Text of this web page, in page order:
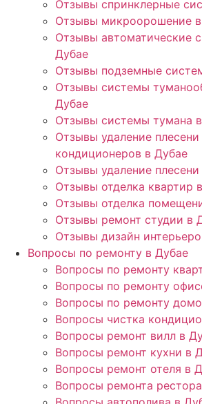
Отзывы спринклерные
Отзывы микроорошение
Отзывы автоматические
Дубае
Отзывы подземные
Отзывы системы
Дубае
Отзывы системы тумана
Отзывы удаление плесени
кондиционеров в Дубае
Отзывы удаление
Отзывы отделка квартир
Отзывы отделка
Отзывы ремонт студии в
Отзывы дизайн
Вопросы по ремонту в Дубае
Вопросы по ремонту
Вопросы по ремонту
Вопросы по ремонту
Вопросы чистка
Вопросы ремонт вилл в
Вопросы ремонт кухни в
Вопросы ремонт отеля в
Вопросы ремонта